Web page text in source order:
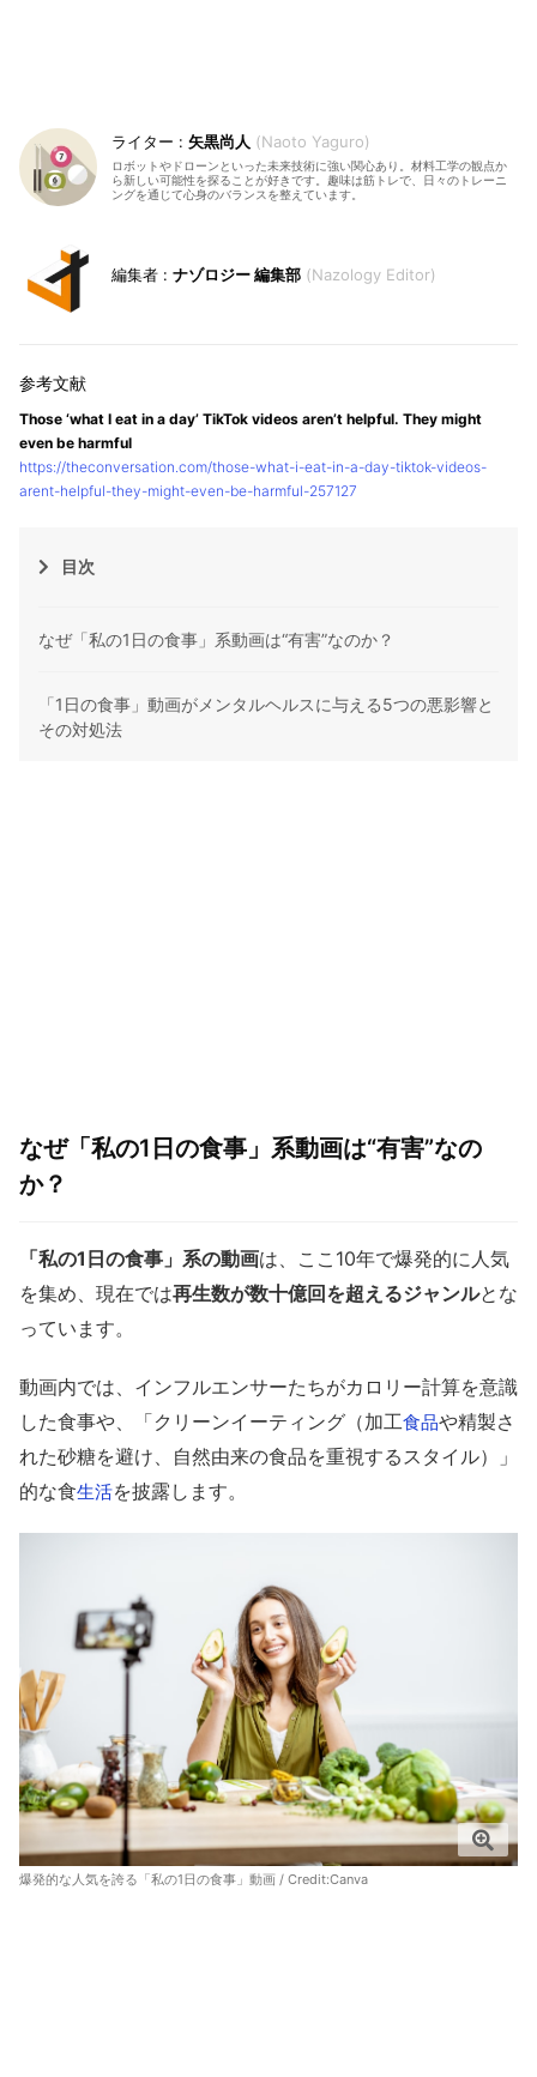
矢黒尚人 Naoto Yaguro
ロボットやドローンといった未来技術に強い関心あり。材料工学の観点か
ら新しい可能性を探ることが好きです。趣味は筋トレで、日々のトレーニ
ングを通じて心身のバランスを整えています。
ナゾロジー 編集部 Nazology Editor
Those ‘what I eat in a day’ TikTok videos aren’t helpful. They might
even be harmful
https://theconversation.com/those-what-i-eat-in-a-day-tiktok-videos-
arent-helpful-they-might-even-be-harmful-257127
目次
なぜ「私の1日の食事」系動画は“有害”なのか？
「1日の食事」動画がメンタルヘルスに与える5つの悪影響と
その対処法
なぜ「私の1日の食事」系動画は“有害”なの
か？
「私の1日の食事」系の動画は、ここ10年で爆発的に人気
を集め、現在では再生数が数十億回を超えるジャンルとな
っています。
動画内では、インフルエンサーたちがカロリー計算を意識
した食事や、「クリーンイーティング（加工食品や精製さ
れた砂糖を避け、自然由来の食品を重視するスタイル）」
的な食生活を披露します。
爆発的な人気を誇る「私の1日の食事」動画 / Credit:Canva